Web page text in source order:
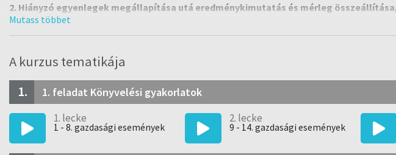
2. Hiányzó egyenlegek megállapítása utá eredménykimutatás és mérleg
meghatározása.
3. Végelszámolás gazdasági eseményeinek könyvelése, végelszámolást lezáró
https://www.facebook.com/groups/603124647124154/
A kurzus tematikája
1.
1. feladat Könyvelési gyakorlatok
1. lecke
1 - 8. gazdasági események
2. lecke
9 - 14. gazdasági események